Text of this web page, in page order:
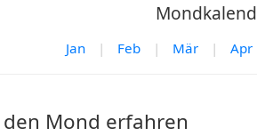
Jan | Feb | Mär | Apr
Mond erfahren